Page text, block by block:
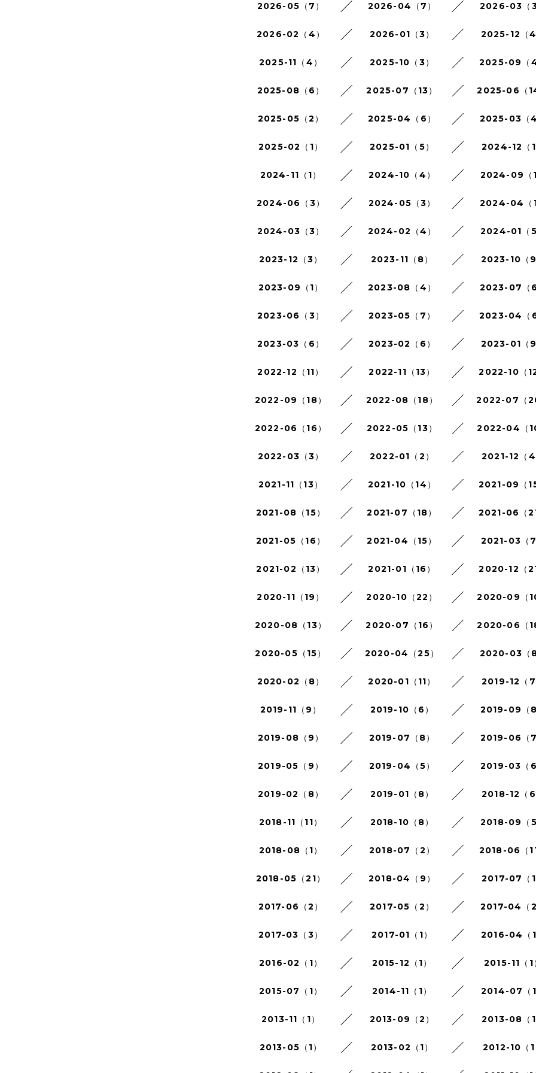
2026-05（7） 2026-04（7） 2026-03（3
2026-02（4） 2026-01（3） 2025-12（4
2025-11（4） 2025-10（3） 2025-09（4
2025-08（6） 2025-07（13） 2025-06（
2025-05（2） 2025-04（6） 2025-03（4
2025-02（1） 2025-01（5） 2024-12（1
2024-11（1） 2024-10（4） 2024-09（1
2024-06（3） 2024-05（3） 2024-04（1
2024-03（3） 2024-02（4） 2024-01（5
2023-12（3） 2023-11（8） 2023-10（9
2023-09（1） 2023-08（4） 2023-07（6
2023-06（3） 2023-05（7） 2023-04（6
2023-03（6） 2023-02（6） 2023-01（9
2022-12（11） 2022-11（13） 2022-10（12
2022-09（18） 2022-08（18） 2022-07（
2022-06（16） 2022-05（13） 2022-04（
2022-03（3） 2022-01（2） 2021-12（4
2021-11（13） 2021-10（14） 2021-09（15
2021-08（15） 2021-07（18） 2021-06（21
2021-05（16） 2021-04（15） 2021-03（7
2021-02（13） 2021-01（16） 2020-12（21
2020-11（19） 2020-10（22） 2020-09（
2020-08（13） 2020-07（16） 2020-06（
2020-05（15） 2020-04（25） 2020-03（8
2020-02（8） 2020-01（11） 2019-12（7
2019-11（9） 2019-10（6） 2019-09（8
2019-08（9） 2019-07（8） 2019-06（7
2019-05（9） 2019-04（5） 2019-03（6
2019-02（8） 2019-01（8） 2018-12（6
2018-11（11） 2018-10（8） 2018-09（5
2018-08（1） 2018-07（2） 2018-06（11
2018-05（21） 2018-04（9） 2017-07（1
2017-06（2） 2017-05（2） 2017-04（2
2017-03（3） 2017-01（1） 2016-04（1
2016-02（1） 2015-12（1） 2015-11（1
2015-07（1） 2014-11（1） 2014-07（1
2013-11（1） 2013-09（2） 2013-08（1
2013-05（1） 2013-02（1） 2012-10（1